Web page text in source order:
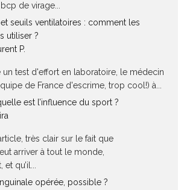
de virage...
seuils ventilatoires : comment les
utiliser ?
P.
un test d'effort en laboratoire, le médecin
de France d'escrime, trop cool!) à...
est l’influence du sport ?
très clair sur le fait que
arriver à tout le monde,
qu’il...
opérée, possible ?